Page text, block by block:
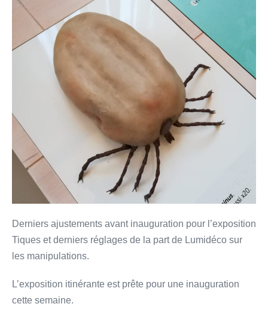
Derniers ajustements avant inauguration pour l’exposition
Tiques et derniers réglages de la part de Lumidéco sur
les manipulations.
L’exposition itinérante est prête pour une inauguration
cette semaine.